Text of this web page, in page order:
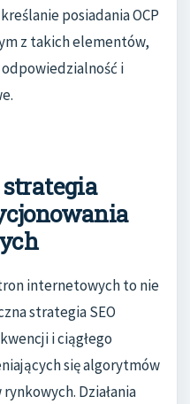
posiadania OCP
z takich elementów,
i
strategia
internetowych to nie
strategia SEO
i ciągłego
się algorytmów
Działania